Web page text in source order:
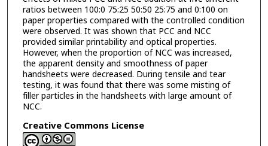
ratios between 100:0 75:25 50:50 25:75 and 0:100 on
paper properties compared with the controlled condition
were observed. It was shown that PCC and NCC
provided similar printability and optical properties.
However, when the proportion of NCC was increased,
the apparent density and smoothness of paper
handsheets were decreased. During tensile and tear
testing, it was found that there was some misting of
filler particles in the handsheets with large amount of
NCC.
Creative Commons License